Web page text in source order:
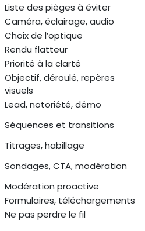
Liste des pièges à éviter
Caméra, éclairage, audio
Choix de l’optique
Rendu flatteur
Priorité à la clarté
Objectif, déroulé, repères
visuels
Lead, notoriété, démo
Séquences et transitions
Titrages, habillage
Sondages, CTA, modération
Modération proactive
Formulaires, téléchargements
Ne pas perdre le fil